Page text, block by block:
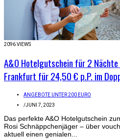
2096 VIEWS
A&O Hotelgutschein für 2
Frankfurt für 24,50 € p.P. im
ANGEBOTE UNTER 200 EURO
/JUNI 7, 2023
Das perfekte A&O Hotelgutschein
Rosi Schnäppchenjäger – über
aktuell einen genialen...